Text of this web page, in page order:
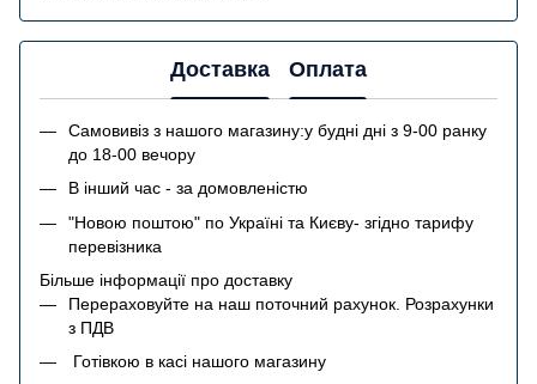
Доставка Оплата
Самовивіз з нашого магазину:у будні дні з 9-00 ранку
до 18-00 вечору
В інший час - за домовленістю
"Новою поштою" по Україні та Києву- згідно тарифу
перевізника
Більше інформації про доставку
Перераховуйте на наш поточний рахунок. Розрахунки
з ПДВ
Готівкою в касі нашого магазину